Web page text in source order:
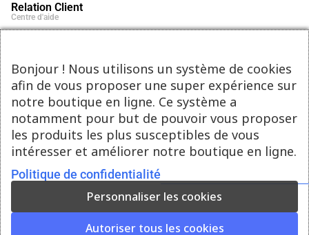
Relation Client
Centre d'aide
Contact
Tel : 05.55.75.03.00
Email : contact@bozar-passion.com
Bozar Passion SARL
1 allée Louis Breguet
87220 Feytiat
Ressources d'artistes
Le blog
Club Bozar Passion
Méthodes de paiement acceptées
Bonjour ! Nous utilisons un système de cookies
afin de vous proposer une super expérience sur
notre boutique en ligne. Ce système a
notamment pour but de pouvoir vous proposer
les produits les plus susceptibles de vous
intéresser et améliorer notre boutique en ligne.
Politique de confidentialité
Personnaliser les cookies
Autoriser tous les cookies